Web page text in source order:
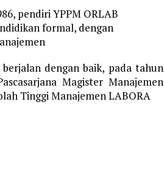
pendiri YPPM ORLAB
formal, dengan
dengan baik, pada tahun
Magister Manajemen
Tinggi Manajemen LABORA